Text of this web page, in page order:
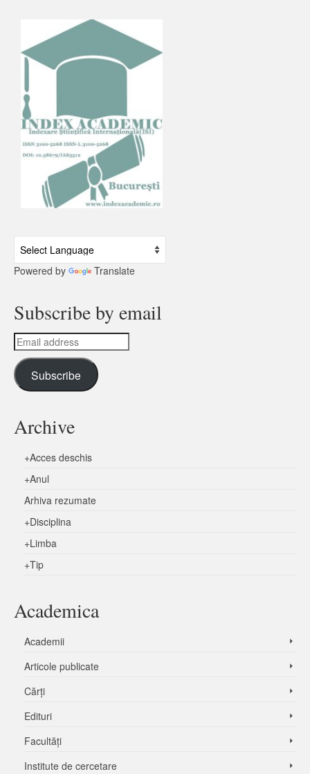
Powered by Translate
Subscribe by email
Email
address
Subscribe
Archive
+Acces deschis
+Anul
Arhiva rezumate
+Disciplina
+Limba
+Tip
Academica
Academii
Articole publicate
Cărți
Edituri
Facultăți
Institute de cercetare